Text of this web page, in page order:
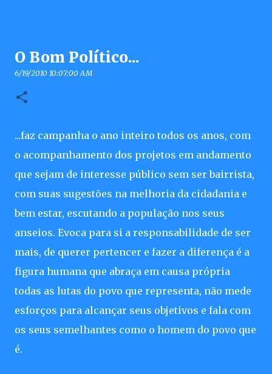
O Bom Político...
6/19/2010 10:07:00 AM
...faz campanha o ano inteiro todos os anos, com
o acompanhamento dos projetos em andamento
que sejam de interesse público sem ser bairrista,
com suas sugestões na melhoria da cidadania e
bem estar, escutando a população nos seus
anseios. Evoca para si a responsabilidade de ser
mais, de querer pertencer e fazer a diferença é a
figura humana que abraça em causa própria
todas as lutas do povo que representa, não mede
esforços para alcançar seus objetivos e fala com
os seus semelhantes como o homem do povo que
é.